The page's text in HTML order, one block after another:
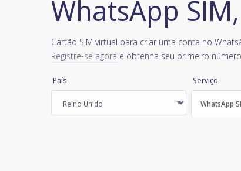
WhatsApp
Cartão SIM virtual para criar uma conta no
Registre-se agora e obtenha seu primeiro
País Serviço
WhatsApp